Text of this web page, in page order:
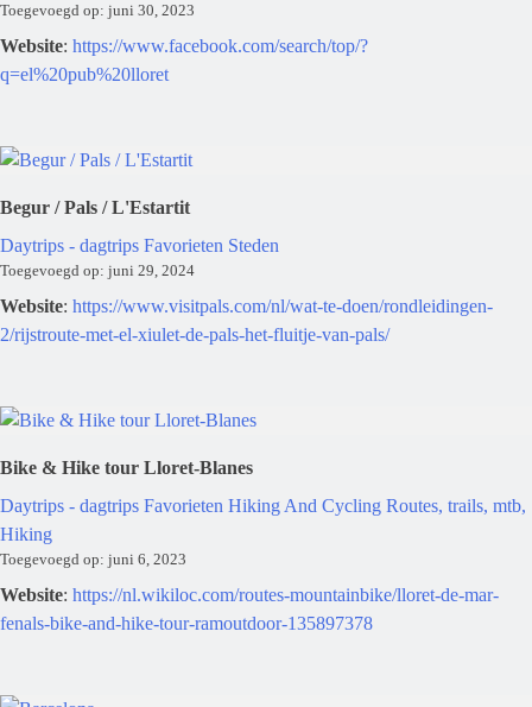
Toegevoegd op: juni 30, 2023
Website: https://www.facebook.com/search/top/?
q=el%20pub%20lloret
Begur / Pals / L'Estartit
Daytrips - dagtrips Favorieten Steden
Toegevoegd op: juni 29, 2024
Website: https://www.visitpals.com/nl/wat-te-doen/rondleidingen-
2/rijstroute-met-el-xiulet-de-pals-het-fluitje-van-pals/
Bike & Hike tour Lloret-Blanes
Daytrips - dagtrips Favorieten Hiking And Cycling Routes, trails, mtb,
Hiking
Toegevoegd op: juni 6, 2023
Website: https://nl.wikiloc.com/routes-mountainbike/lloret-de-mar-
fenals-bike-and-hike-tour-ramoutdoor-135897378